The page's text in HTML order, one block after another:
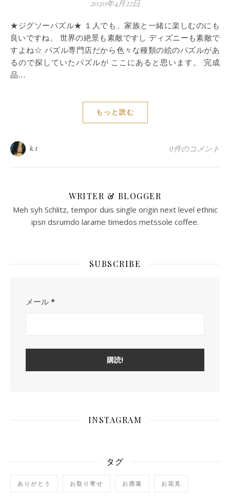
2020年4月22日
★ジグソーパズル★ １人でも、家族と一緒に楽しむのにも
良いですね。 世界の絶景も素敵ですし ディズニーも素敵で
すよね☆ パズル専門店だから色々な種類の絵のパズルがあ
るので探していたパズルが ここにあると思います。 完成
品…
もっと読む
k.t 0件のコメント
WRITER & BLOGGER
Meh syh Schlitz, tempor duis single origin next level ethnic
ipsn dsrumdo larame timedos metssole coffee.
SUBSCRIBE
メール *
INSTAGRAM
タグ
ありがとう お取り寄せ お洒落 お花見